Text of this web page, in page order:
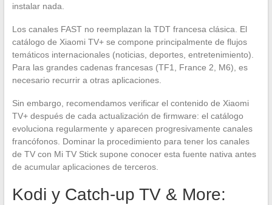
instalar nada.
Los canales FAST no reemplazan la TDT francesa clásica. El
catálogo de Xiaomi TV+ se compone principalmente de flujos
temáticos internacionales (noticias, deportes, entretenimiento).
Para las grandes cadenas francesas (TF1, France 2, M6), es
necesario recurrir a otras aplicaciones.
Sin embargo, recomendamos verificar el contenido de Xiaomi
TV+ después de cada actualización de firmware: el catálogo
evoluciona regularmente y aparecen progresivamente canales
francófonos. Dominar la procedimiento para tener los canales
de TV con Mi TV Stick supone conocer esta fuente nativa antes
de acumular aplicaciones de terceros.
Kodi y Catch-up TV & More: